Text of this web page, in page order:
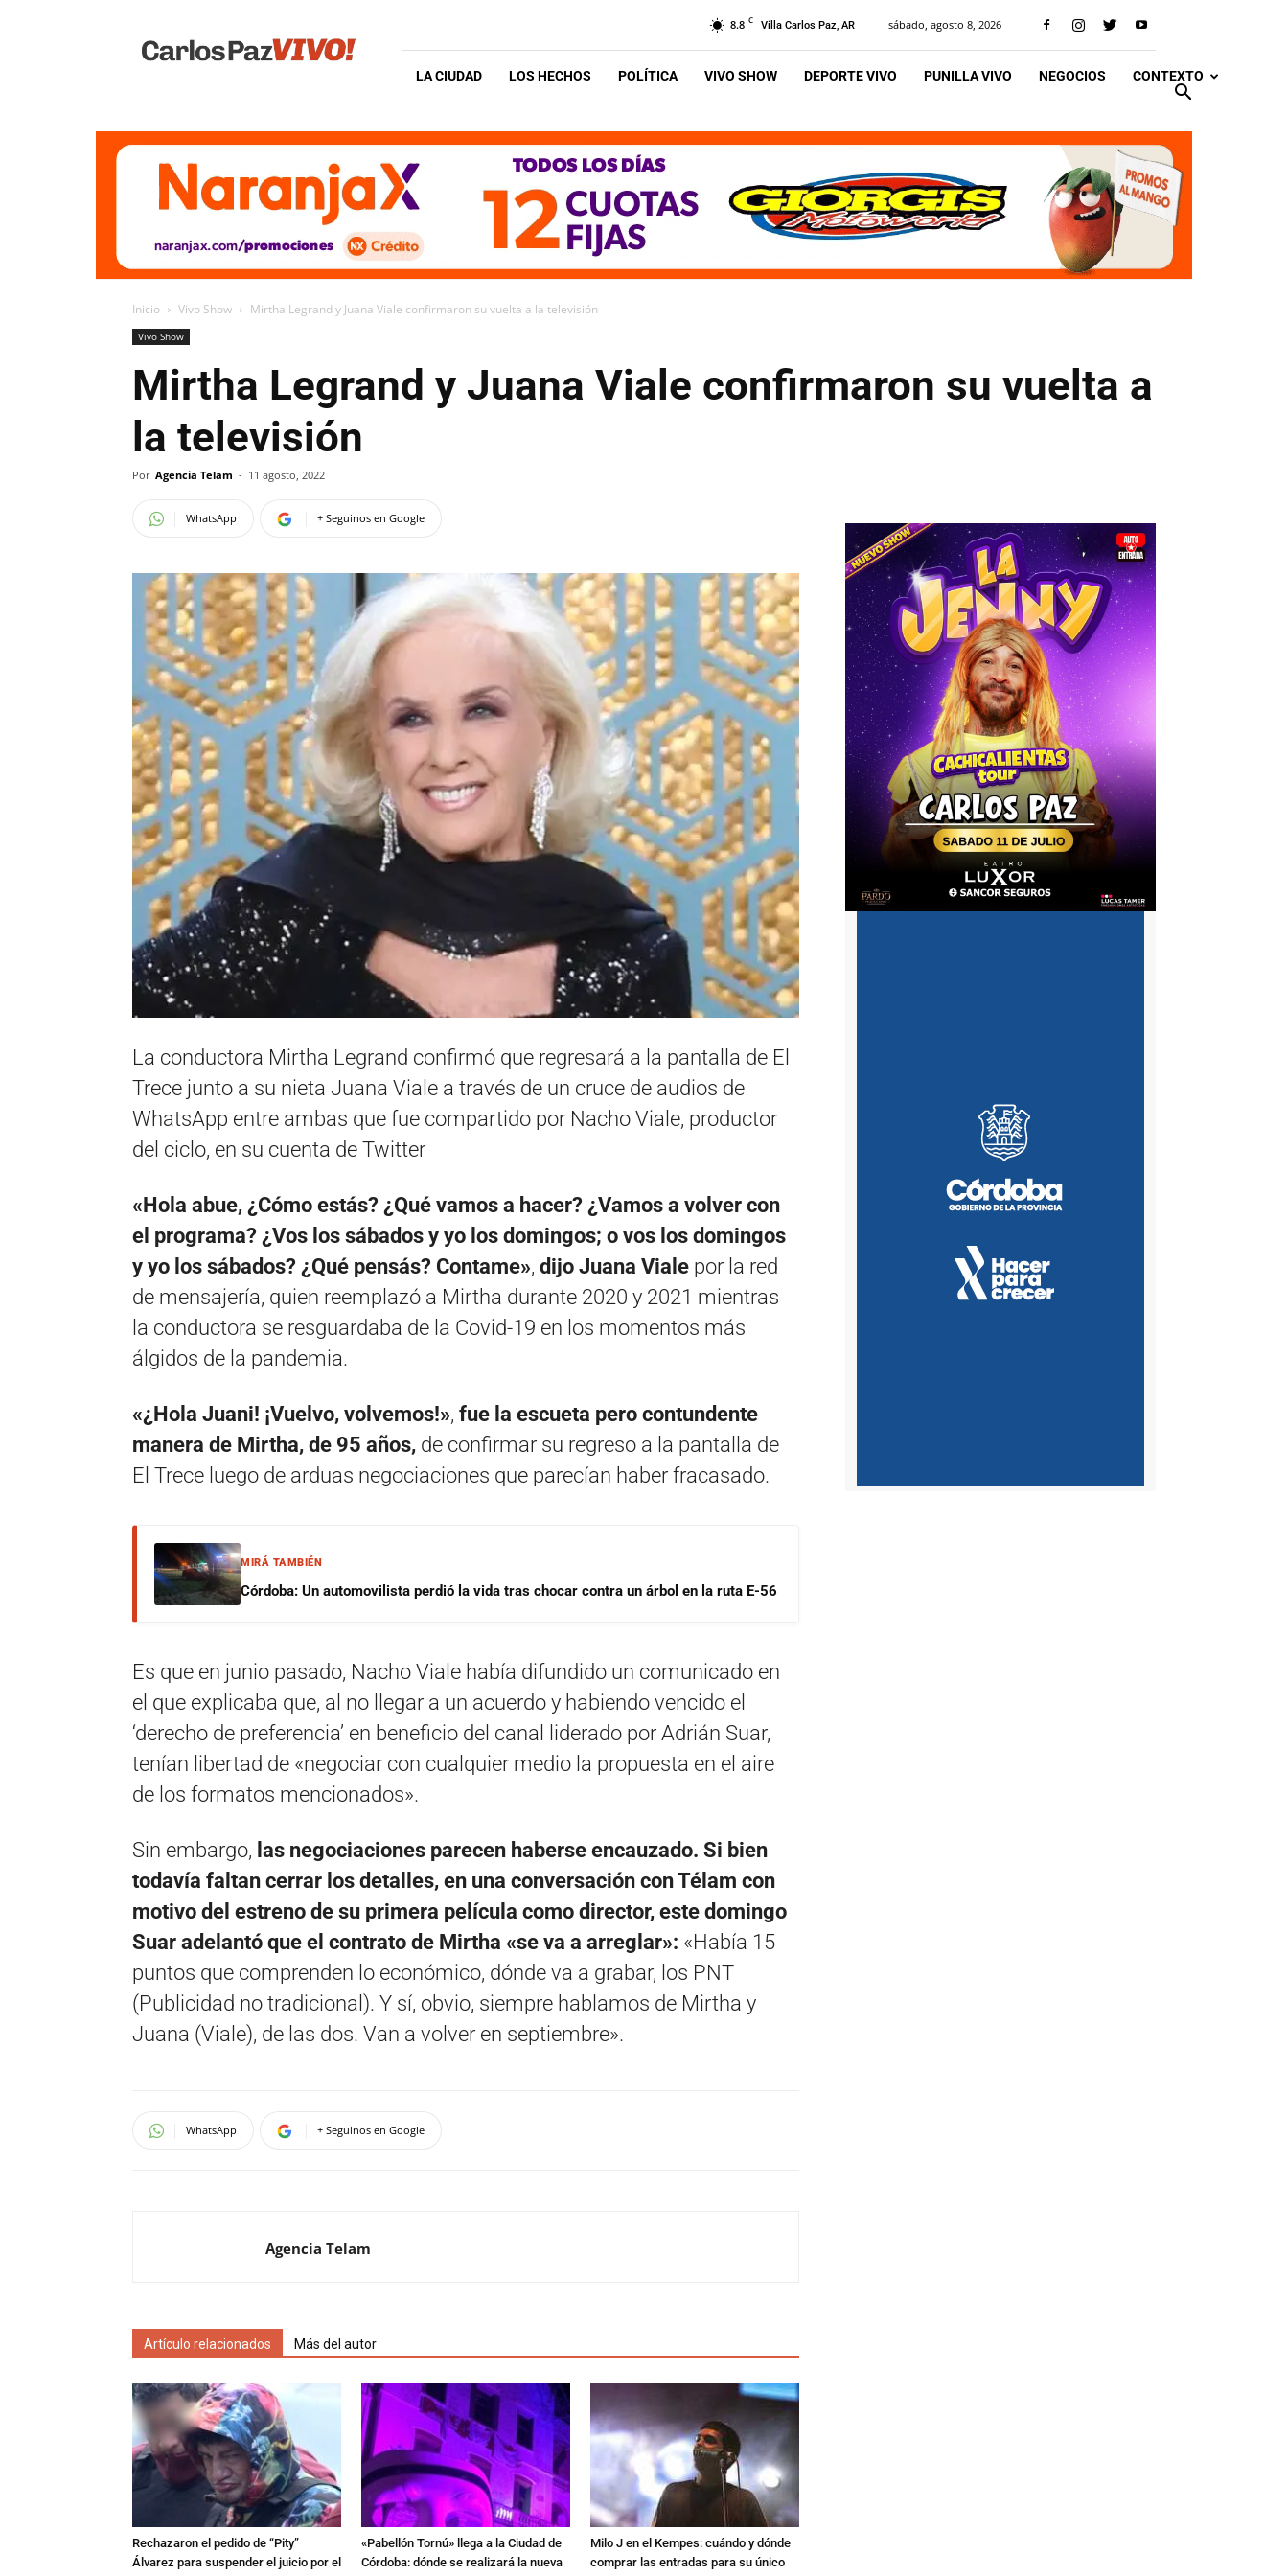
Vivo
8.8 C Villa Carlos Paz, AR sábado, agosto 8, 2026
LA CIUDAD LOS HECHOS POLÍTICA VIVO SHOW DEPORTE VIVO PUNILLA VIVO NEGOCIOS CONTEXTO
Inicio Vivo Show Mirtha Legrand y Juana Viale confirmaron su vuelta a la televisión
Vivo Show
Mirtha Legrand y Juana Viale confirmaron su vuelta a
la televisión
Por Agencia Telam - 11 agosto, 2022
WhatsApp + Seguinos en Google
La conductora Mirtha Legrand confirmó que regresará a la pantalla de El
Trece junto a su nieta Juana Viale a través de un cruce de audios de
WhatsApp entre ambas que fue compartido por Nacho Viale, productor
del ciclo, en su cuenta de Twitter
«Hola abue, ¿Cómo estás? ¿Qué vamos a hacer? ¿Vamos a volver con
el programa? ¿Vos los sábados y yo los domingos; o vos los domingos
y yo los sábados? ¿Qué pensás? Contame», dijo Juana Viale por la red
de mensajería, quien reemplazó a Mirtha durante 2020 y 2021 mientras
la conductora se resguardaba de la Covid-19 en los momentos más
álgidos de la pandemia.
«¿Hola Juani! ¡Vuelvo, volvemos!», fue la escueta pero contundente
manera de Mirtha, de 95 años, de confirmar su regreso a la pantalla de
El Trece luego de arduas negociaciones que parecían haber fracasado.
MIRÁ TAMBIÉN
Córdoba: Un automovilista perdió la vida tras chocar contra un árbol en la ruta E-56
Es que en junio pasado, Nacho Viale había difundido un comunicado en
el que explicaba que, al no llegar a un acuerdo y habiendo vencido el
‘derecho de preferencia’ en beneficio del canal liderado por Adrián Suar,
tenían libertad de «negociar con cualquier medio la propuesta en el aire
de los formatos mencionados».
Sin embargo, las negociaciones parecen haberse encauzado. Si bien
todavía faltan cerrar los detalles, en una conversación con Télam con
motivo del estreno de su primera película como director, este domingo
Suar adelantó que el contrato de Mirtha «se va a arreglar»: «Había 15
puntos que comprenden lo económico, dónde va a grabar, los PNT
(Publicidad no tradicional). Y sí, obvio, siempre hablamos de Mirtha y
Juana (Viale), de las dos. Van a volver en septiembre».
WhatsApp + Seguinos en Google
Agencia Telam
Artículo relacionados Más del autor
Rechazaron el pedido de “Pity”
Álvarez para suspender el juicio por el
«Pabellón Tornú» llega a la Ciudad de
Córdoba: dónde se realizará la nueva
Milo J en el Kempes: cuándo y dónde
comprar las entradas para su único